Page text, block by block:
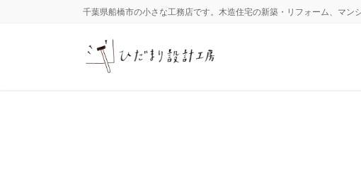
千葉県船橋市の小さな工務店です。木造住宅の新築・リフォーム、マン